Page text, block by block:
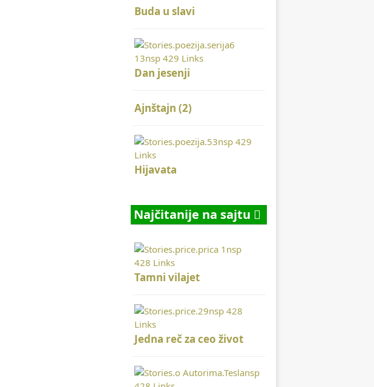
Buda u slavi
Dan jesenji
Ajnštajn (2)
Hijavata
Najčitanije na sajtu
Tamni vilajet
Jedna reč za ceo život